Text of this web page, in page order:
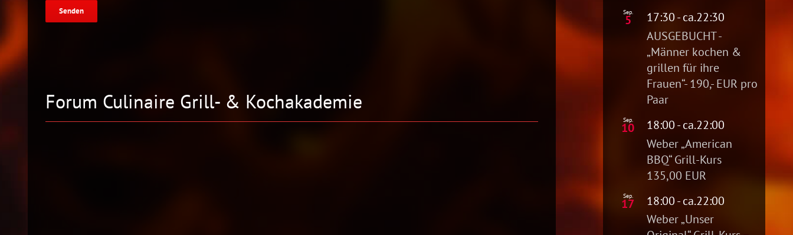
Forum Culinaire Grill- & Kochakademie
Sep.
5 17:30 - ca.22:30
AUSGEBUCHT -
„Männer kochen &
grillen für ihre
Frauen“- 190,- EUR pro
Paar
Sep.
10 18:00 - ca.22:00
Weber „American
BBQ“ Grill-Kurs
135,00 EUR
Sep.
17 18:00 - ca.22:00
Weber „Unser